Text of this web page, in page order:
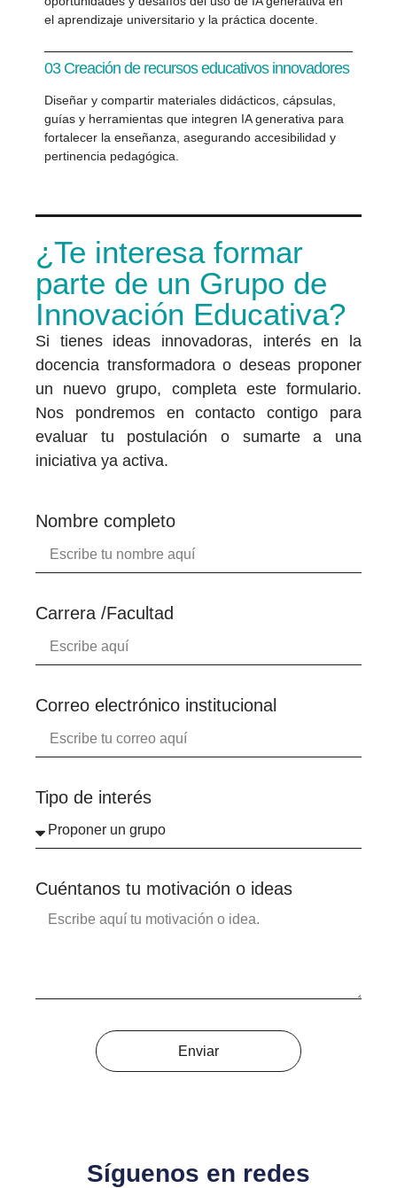
el aprendizaje universitario y la práctica docente.
03 Creación de recursos educativos innovadores
Diseñar y compartir materiales didácticos, cápsulas,
guías y herramientas que integren IA generativa para
fortalecer la enseñanza, asegurando accesibilidad y
pertinencia pedagógica.
¿Te interesa formar
parte de un Grupo de
Innovación Educativa?
Si tienes ideas innovadoras, interés en la
docencia transformadora o deseas proponer
un nuevo grupo, completa este formulario.
Nos pondremos en contacto contigo para
evaluar tu postulación o sumarte a una
iniciativa ya activa.
Nombre completo
Carrera /Facultad
Correo electrónico institucional
Tipo de interés
Cuéntanos tu motivación o ideas
Enviar
Síguenos en redes